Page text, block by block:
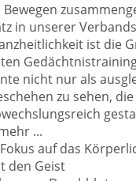
Bewegen
in unserer
ist die
nicht nur als
zu sehen,
...
auf das
den Geist